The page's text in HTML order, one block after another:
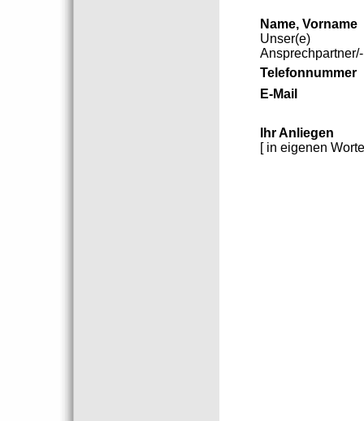
Name, Vorname
Unser(e)
Telefonnummer
E-Mail
Ihr Anliegen
[ in eigenen